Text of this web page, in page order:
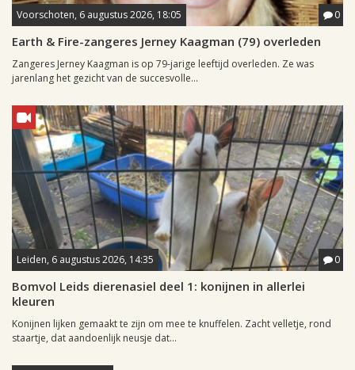
Voorschoten, 6 augustus 2026, 18:05 0
Earth & Fire-zangeres Jerney Kaagman (79) overleden
Zangeres Jerney Kaagman is op 79-jarige leeftijd overleden. Ze was
jarenlang het gezicht van de succesvolle...
Leiden, 6 augustus 2026, 14:35 0
Bomvol Leids dierenasiel deel 1: konijnen in allerlei
kleuren
Konijnen lijken gemaakt te zijn om mee te knuffelen. Zacht velletje, rond
staartje, dat aandoenlijk neusje dat...